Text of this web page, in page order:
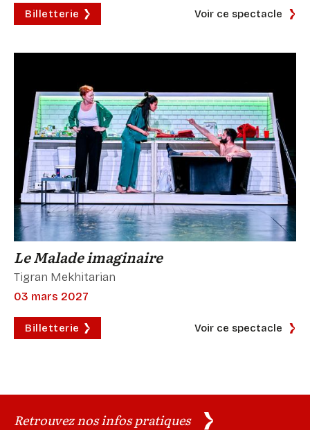
Billetterie Voir ce spectacle
Le Malade imaginaire
Tigran Mekhitarian
03 mars 2027
Billetterie Voir ce spectacle
Retrouvez nos infos pratiques